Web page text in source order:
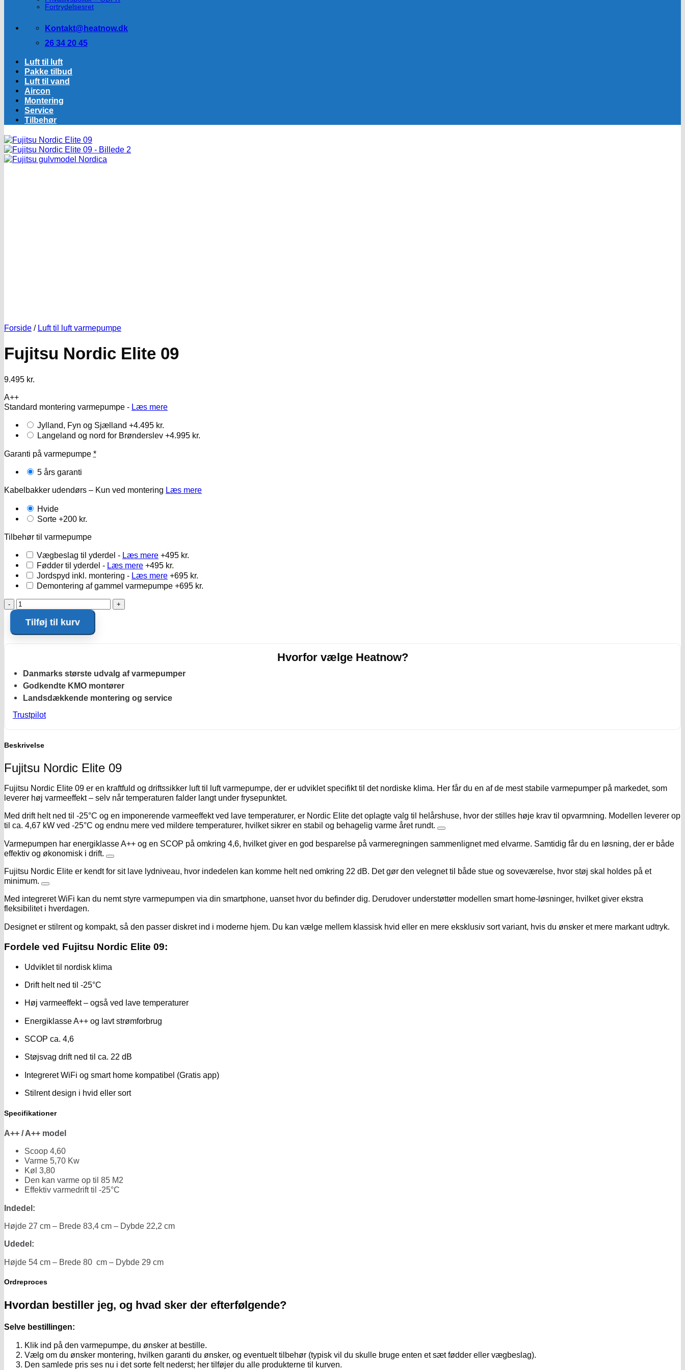
Fortrydelsesret
Kontakt@heatnow.dk
26 34 20 45
Luft til luft
Pakke tilbud
Luft til vand
Aircon
Montering
Service
Tilbehør
Forside / Luft til luft varmepumpe
Fujitsu Nordic Elite 09
9.495 kr.
A++
Standard montering varmepumpe - Læs mere
Jylland, Fyn og Sjælland +4.495 kr.
Langeland og nord for Brønderslev +4.995 kr.
Garanti på varmepumpe *
5 års garanti
Kabelbakker udendørs – Kun ved montering Læs mere
Hvide
Sorte +200 kr.
Tilbehør til varmepumpe
Vægbeslag til yderdel - Læs mere +495 kr.
Fødder til yderdel - Læs mere +495 kr.
Jordspyd inkl. montering - Læs mere +695 kr.
Demontering af gammel varmepumpe +695 kr.
Fujitsu
Elite
09
Tilføj til kurv
Hvorfor vælge Heatnow?
Danmarks største udvalg af varmepumper
Godkendte KMO montører
Landsdækkende montering og service
Trustpilot
Beskrivelse
Fujitsu Nordic Elite 09
Fujitsu Nordic Elite 09 er en kraftfuld og driftssikker luft til luft varmepumpe, der er udviklet specifikt til det nordiske klima. Her får du en af de mest stabile varmepumper på markedet, som
leverer høj varmeeffekt – selv når temperaturen falder langt under frysepunktet.
Med drift helt ned til -25°C og en imponerende varmeeffekt ved lave temperaturer, er Nordic Elite det oplagte valg til helårshuse, hvor der stilles høje krav til opvarmning. Modellen leverer op
til ca. 4,67 kW ved -25°C og endnu mere ved mildere temperaturer, hvilket sikrer en stabil og behagelig varme året rundt.
Varmepumpen har energiklasse A++ og en SCOP på omkring 4,6, hvilket giver en god besparelse på varmeregningen sammenlignet med elvarme. Samtidig får du en løsning, der er både
effektiv og økonomisk i drift.
Fujitsu Nordic Elite er kendt for sit lave lydniveau, hvor indedelen kan komme helt ned omkring 22 dB. Det gør den velegnet til både stue og soveværelse, hvor støj skal holdes på et
minimum.
Med integreret WiFi kan du nemt styre varmepumpen via din smartphone, uanset hvor du befinder dig. Derudover understøtter modellen smart home-løsninger, hvilket giver ekstra
fleksibilitet i hverdagen.
Designet er stilrent og kompakt, så den passer diskret ind i moderne hjem. Du kan vælge mellem klassisk hvid eller en mere eksklusiv sort variant, hvis du ønsker et mere markant udtryk.
Fordele ved Fujitsu Nordic Elite 09:
Udviklet til nordisk klima
Drift helt ned til -25°C
Høj varmeeffekt – også ved lave temperaturer
Energiklasse A++ og lavt strømforbrug
SCOP ca. 4,6
Støjsvag drift ned til ca. 22 dB
Integreret WiFi og smart home kompatibel (Gratis app)
Stilrent design i hvid eller sort
Specifikationer
A++ / A++ model
Scoop 4,60
Varme 5,70 Kw
Køl 3,80
Den kan varme op til 85 M2
Effektiv varmedrift til -25°C
Indedel:
Højde 27 cm – Brede 83,4 cm – Dybde 22,2 cm
Udedel:
Højde 54 cm – Brede 80 cm – Dybde 29 cm
Ordreproces
Hvordan bestiller jeg, og hvad sker der efterfølgende?
Selve bestillingen:
Klik ind på den varmepumpe, du ønsker at bestille.
Vælg om du ønsker montering, hvilken garanti du ønsker, og eventuelt tilbehør (typisk vil du skulle bruge enten et sæt fødder eller vægbeslag).
Den samlede pris ses nu i det sorte felt nederst; her tilføjer du alle produkterne til kurven.